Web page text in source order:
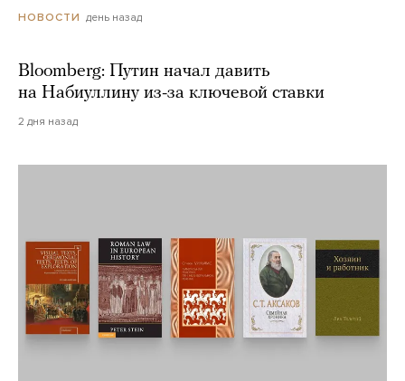
НОВОСТИ день назад
Bloomberg: Путин начал давить
на Набиуллину из-за ключевой ставки
2 дня назад